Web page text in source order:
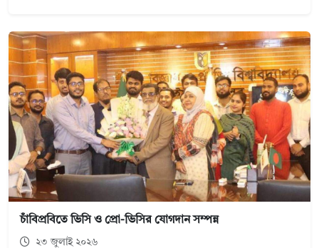
চাঁবিপ্রবিতে ভিসি ও প্রো-ভিসির যোগদান সম্পন্ন
২৩ জুলাই ২০২৬